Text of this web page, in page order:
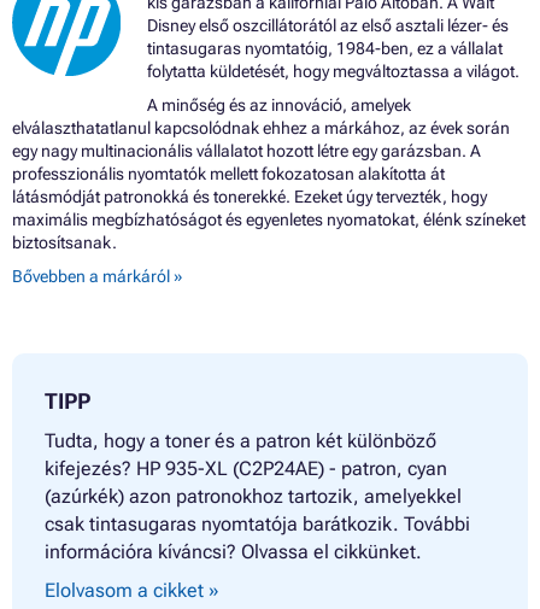
Disney első oszcillátorától az első asztali lézer- és
tintasugaras nyomtatóig, 1984-ben, ez a vállalat
folytatta küldetését, hogy megváltoztassa a világot.
A minőség és az innováció, amelyek
elválaszthatatlanul kapcsolódnak ehhez a márkához, az évek során
egy nagy multinacionális vállalatot hozott létre egy garázsban. A
professzionális nyomtatók mellett fokozatosan alakította át
látásmódját patronokká és tonerekké. Ezeket úgy tervezték, hogy
maximális megbízhatóságot és egyenletes nyomatokat, élénk színeket
biztosítsanak.
Bővebben a márkáról »
TIPP
Tudta, hogy a toner és a patron két különböző
kifejezés? HP 935-XL (C2P24AE) - patron, cyan
(azúrkék) azon patronokhoz tartozik, amelyekkel
csak tintasugaras nyomtatója barátkozik. További
információra kíváncsi? Olvassa el cikkünket.
Elolvasom a cikket »